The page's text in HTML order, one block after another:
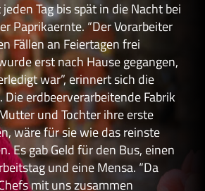
Tag bis spät in die Nacht bei
Paprikaernte. “Der Vorarbeiter
Fällen an Feiertagen frei
erst nach Hause gegangen,
war”, erinnert sich die
erdbeerverarbeitende Fabrik
und Tochter ihre erste
wäre für sie wie das reinste
Es gab Geld für den Bus, einen
und eine Mensa. “Da
mit uns zusammen